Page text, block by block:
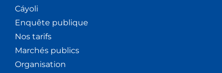
Cáyoli
Enquête publique
Nos tarifs
Marchés publics
Organisation